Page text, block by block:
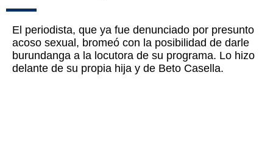
El periodista, que ya fue denunciado por presunto
acoso sexual, bromeó con la posibilidad de darle
burundanga a la locutora de su programa. Lo hizo
delante de su propia hija y de Beto Casella.